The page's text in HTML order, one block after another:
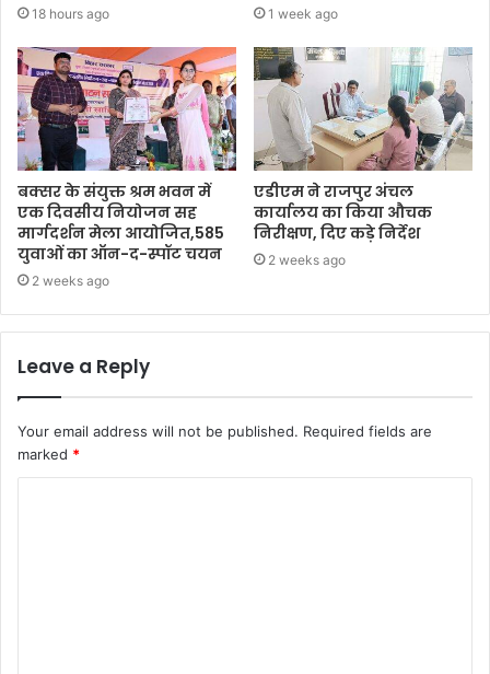
18 hours ago 1 week ago
बक्सर के संयुक्त श्रम भवन में
एक दिवसीय नियोजन सह
मार्गदर्शन मेला आयोजित,585
युवाओं का ऑन-द-स्पॉट चयन
2 weeks ago
एडीएम ने राजपुर अंचल
कार्यालय का किया औचक
निरीक्षण, दिए कड़े निर्देश
2 weeks ago
Leave a Reply
Your email address will not be published. Required fields are
marked *